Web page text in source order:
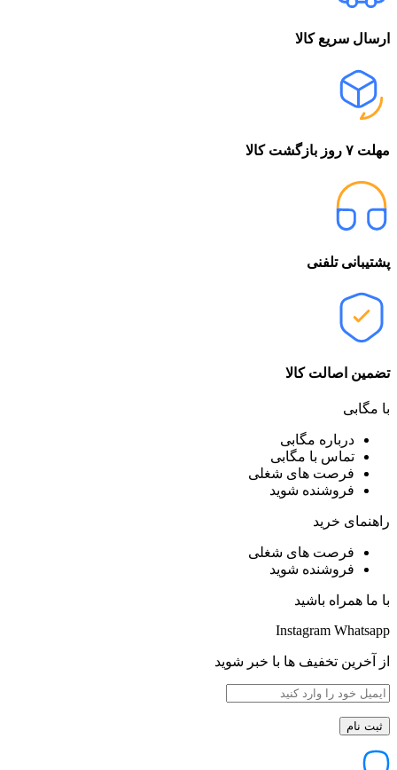
ارسال سریع کالا
مهلت ۷ روز بازگشت کالا
پشتیبانی تلفنی
تضمین اصالت کالا
با مگابی
درباره مگابی
تماس با مگابی
فرصت های شغلی
فروشنده شوید
راهنمای خرید
فرصت های شغلی
فروشنده شوید
با ما همراه باشید
Instagram Whatsapp
از آخرین تخفیف ها با خبر شوید